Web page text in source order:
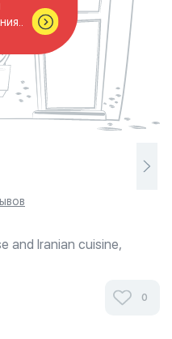
and Iranian cuisine,
grilled foods,
0